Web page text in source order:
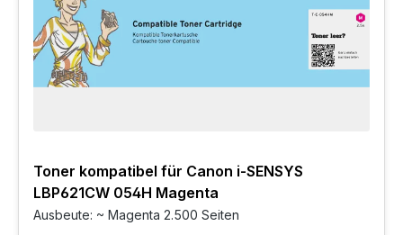
Toner kompatibel für Canon i-SENSYS
LBP621CW 054H Magenta
Ausbeute: ~ Magenta 2.500 Seiten